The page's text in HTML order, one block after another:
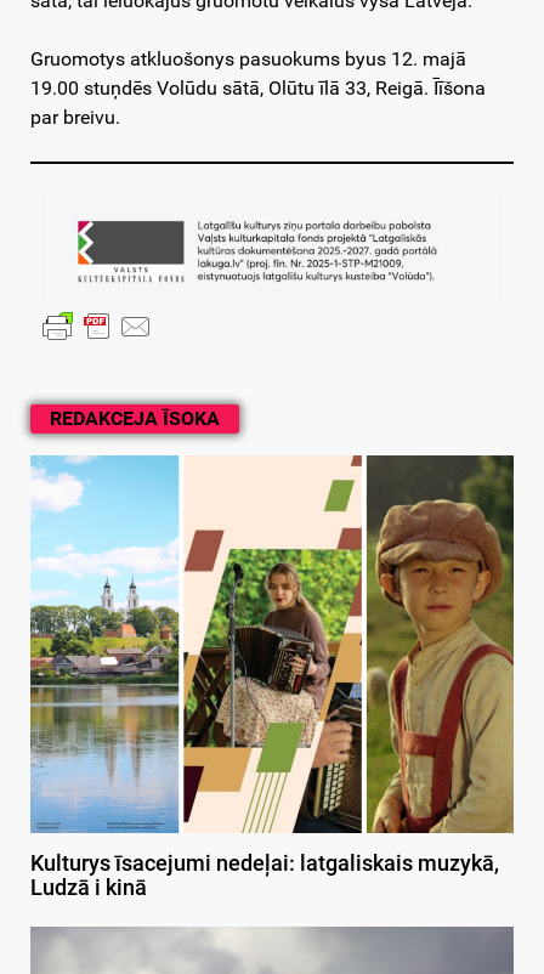
REDAKCEJA ĪSOKA
Kulturys īsacejumi nedeļai: latgaliskais muzykā,
Ludzā i kinā
Gruomotys atkluošonys pasuokums byus 12. majā
19.00 stuņdēs Volūdu sātā, Olūtu īlā 33, Reigā. Īīšona
par breivu.